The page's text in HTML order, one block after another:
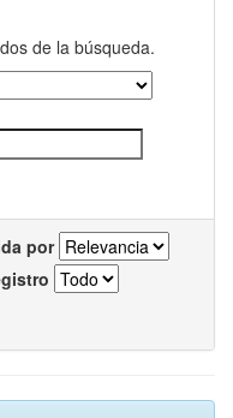
de la búsqueda.
por